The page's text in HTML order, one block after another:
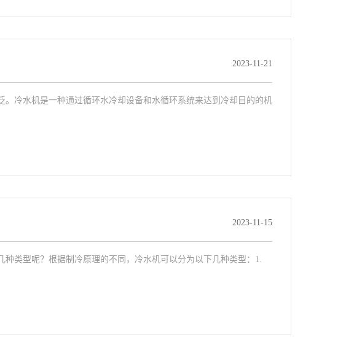
2023-11-21
冷水机是一种通过循环水冷却设备和水循环系统来达到冷却目的的机
2023-11-15
类型呢？根据制冷原理的不同，冷水机可以分为以下几种类型：1.